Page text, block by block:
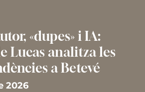
«dupes» i IA:
Lucas analitza les
a Betevé
2026